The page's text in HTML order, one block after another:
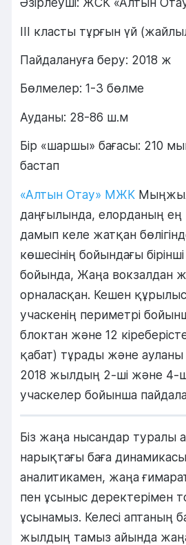
III класты тұрғын үй
Пайдалануға беру: 2018 ж
Бөлмелер: 1-3 бөлме
Ауданы: 28-86 ш.м
Бір «шаршы» бағасы: 210
бастап
«Алтын Отау» МЖК
даңғылында, елорданың
дамып келе жатқан
көшесінің бойындағы
бойында, Жаңа вокзалдан
орналасқан. Кешен
учаскенің периметрі
блоктан және 12
қабат) тұрады және
2018 жылдың 2-ші және 4-
учаскелер бойынша
Біз жаңа нысандар туралы
нарықтағы баға
аналитикамен, жаңа
пен ұсыныс деректерімен
ұсынамыз. Келесі аптаның
жылдың тамыз айында